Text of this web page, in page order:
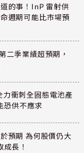
的事！InP 雷射供
週期可能比市場預
二季業績超預期，
衝刺全固態電池產
恐供不應求
預期 為何股價仍大
長！